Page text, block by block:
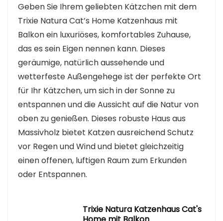
Geben Sie Ihrem geliebten Kätzchen mit dem
Trixie Natura Cat’s Home Katzenhaus mit
Balkon ein luxuriöses, komfortables Zuhause,
das es sein Eigen nennen kann. Dieses
geräumige, natürlich aussehende und
wetterfeste Außengehege ist der perfekte Ort
für Ihr Kätzchen, um sich in der Sonne zu
entspannen und die Aussicht auf die Natur von
oben zu genießen. Dieses robuste Haus aus
Massivholz bietet Katzen ausreichend Schutz
vor Regen und Wind und bietet gleichzeitig
einen offenen, luftigen Raum zum Erkunden
oder Entspannen.
Trixie Natura Katzenhaus Cat's